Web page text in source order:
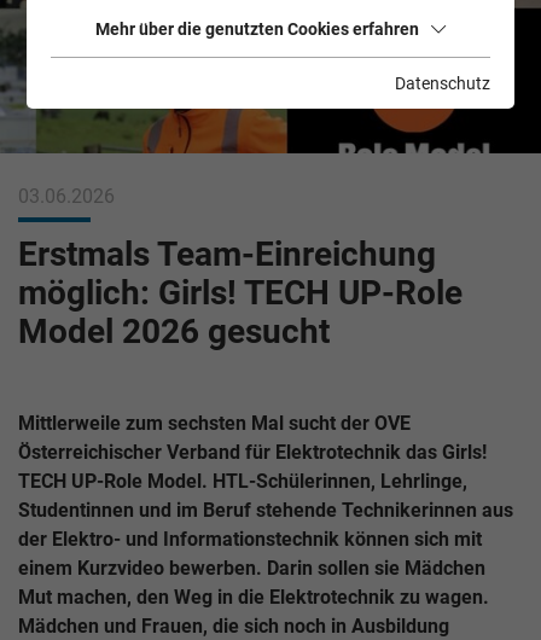
03.06.2026
Erstmals Team-Einreichung
möglich: Girls! TECH UP-Role
Model 2026 gesucht
Mittlerweile zum sechsten Mal sucht der OVE
Österreichischer Verband für Elektrotechnik das Girls!
TECH UP-Role Model. HTL-Schülerinnen, Lehrlinge,
Studentinnen und im Beruf stehende Technikerinnen aus
der Elektro- und Informationstechnik können sich mit
einem Kurzvideo bewerben. Darin sollen sie Mädchen
Mut machen, den Weg in die Elektrotechnik zu wagen.
Mädchen und Frauen, die sich noch in Ausbildung
Mehr über die genutzten Cookies erfahren
Datenschutz